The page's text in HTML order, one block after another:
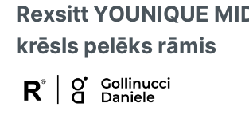
Rexsitt YOUNIQUE
krēsls pelēks rāmis